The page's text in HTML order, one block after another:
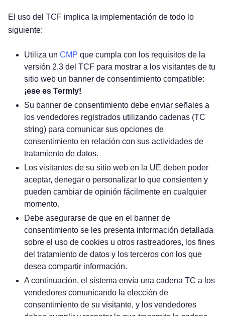
El uso del TCF implica la implementación de todo lo
siguiente:
Utiliza un CMP que cumpla con los requisitos de la
versión 2.3 del TCF para mostrar a los visitantes de tu
sitio web un banner de consentimiento compatible:
¡ese es Termly!
Su banner de consentimiento debe enviar señales a
los vendedores registrados utilizando cadenas (TC
string) para comunicar sus opciones de
consentimiento en relación con sus actividades de
tratamiento de datos.
Los visitantes de su sitio web en la UE deben poder
aceptar, denegar o personalizar lo que consienten y
pueden cambiar de opinión fácilmente en cualquier
momento.
Debe asegurarse de que en el banner de
consentimiento se les presenta información detallada
sobre el uso de cookies u otros rastreadores, los fines
del tratamiento de datos y los terceros con los que
desea compartir información.
A continuación, el sistema envía una cadena TC a los
vendedores comunicando la elección de
consentimiento de su visitante, y los vendedores